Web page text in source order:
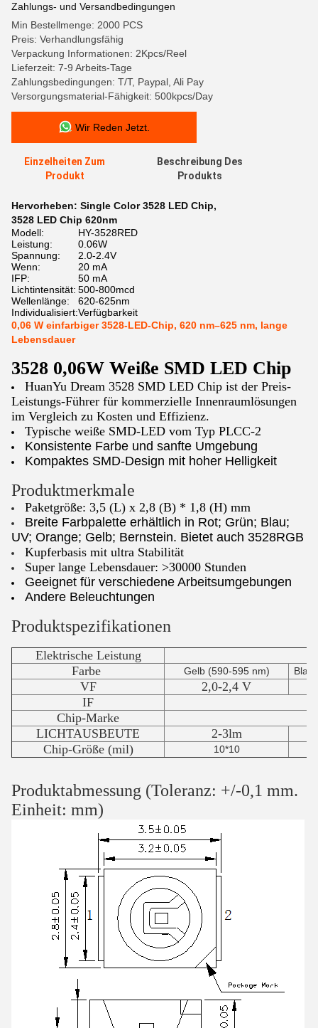
Zahlungs- und Versandbedingungen
Min Bestellmenge: 2000 PCS
Preis: Verhandlungsfähig
Verpackung Informationen: 2Kpcs/Reel
Lieferzeit: 7-9 Arbeits-Tage
Zahlungsbedingungen: T/T, Paypal, Ali Pay
Versorgungsmaterial-Fähigkeit: 500kpcs/Day
Wir Reden Jetzt.
Einzelheiten Zum
Produkt
Beschreibung Des
Produkts
Hervorheben: Single Color 3528 LED Chip,
3528 LED Chip 620nm
Modell:
HY-3528RED
Leistung:
0.06W
Spannung:
2.0-2.4V
Wenn:
20 mA
IFP:
50 mA
Lichtintensität: 500-800mcd
Wellenlänge:
620-625nm
Individualisiert:Verfügbarkeit
0,06 W einfarbiger 3528-LED-Chip, 620 nm–625 nm, lange
Lebensdauer
3528 0,06W Weiße SMD LED Chip
HuanYu Dream 3528 SMD LED Chip ist der Preis-
Leistungs-Führer für kommerzielle Innenraumlösungen
im Vergleich zu Kosten und Effizienz.
Typische weiße SMD-LED vom Typ PLCC-2
Konsistente Farbe und sanfte Umgebung
Kompaktes SMD-Design mit hoher Helligkeit
Produktmerkmale
Paketgröße: 3,5 (L) x 2,8 (B) * 1,8 (H) mm
Breite Farbpalette erhältlich in Rot; Grün; Blau;
UV; Orange; Gelb; Bernstein. Bietet auch 3528RGB
Kupferbasis mit ultra Stabilität
Super lange Lebensdauer: >30000 Stunden
Geeignet für verschiedene Arbeitsumgebungen
Andere Beleuchtungen​
Produktspezifikationen
Elektrische Leistung
Farbe
Gelb (590-595 nm) Blau
VF 2,0-2,4 V
IF
Chip-Marke
LICHTAUSBEUTE
2-3lm
Chip-Größe (mil)
10*10
Produktabmessung (Toleranz: +/-0,1 mm.
Einheit: mm)